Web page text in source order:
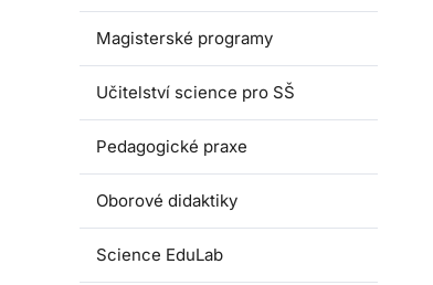
Magisterské programy
Učitelství science pro SŠ
Pedagogické praxe
Oborové didaktiky
Science EduLab